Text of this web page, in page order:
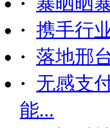
· 携手行
· 落地邢
· 无感支
能...